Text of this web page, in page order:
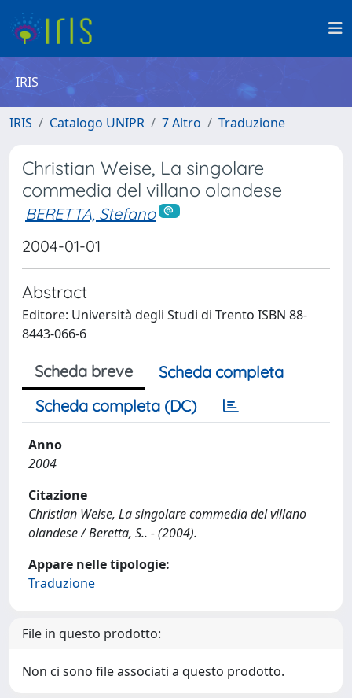
IRIS
IRIS Catalogo UNIPR 7 Altro Traduzione
Christian Weise, La singolare
commedia del villano olandese
BERETTA, Stefano
2004-01-01
Abstract
Editore: Università degli Studi di Trento ISBN 88-
8443-066-6
Scheda breve
Scheda completa
Scheda completa (DC)
Anno
2004
Citazione
Christian Weise, La singolare commedia del villano
olandese / Beretta, S.. - (2004).
Appare nelle tipologie:
Traduzione
File in questo prodotto:
Non ci sono file associati a questo prodotto.